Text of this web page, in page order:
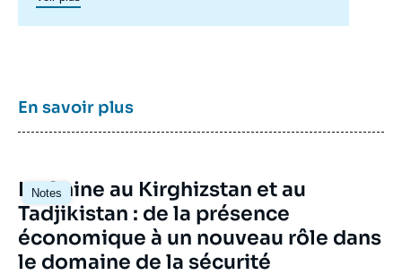
géographique complexe en pleine mutation
pour enrichir le débat public en France et en
En savoir plus
Notes
Image
principale
La Chine au Kirghizstan et au
Tadjikistan : de la présence
économique à un nouveau rôle dans
le domaine de la sécurité